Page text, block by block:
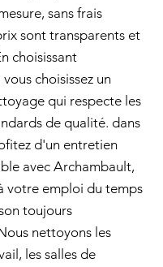
sans frais
sont transparents et
choisissant
choisissez un
qui respecte les
de qualité. dans
d'un entretien
avec Archambault,
votre emploi du temps
toujours
nettoyons les
les salles de